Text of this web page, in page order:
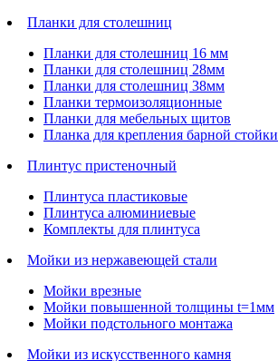
Планки для столешниц
Планки для столешниц 16 мм
Планки для столешниц 28мм
Планки для столешниц 38мм
Планки термоизоляционные
Планки для мебельных щитов
Планка для крепления барной стойки
Плинтус пристеночный
Плинтуса пластиковые
Плинтуса алюминиевые
Комплекты для плинтуса
Мойки из нержавеющей стали
Мойки врезные
Мойки повышенной толщины t=1мм
Мойки подстольного монтажа
Мойки из искусственного камня